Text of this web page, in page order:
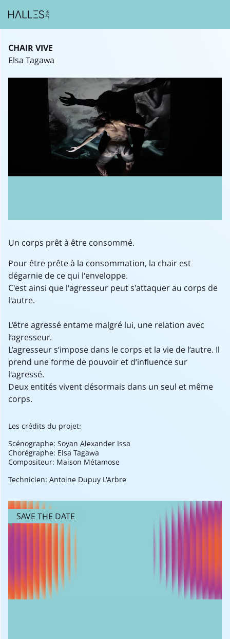
CHAIR VIVE
Elsa Tagawa
Un corps prêt à être consommé.
Pour être prête à la consommation, la chair est
dégarnie de ce qui l'enveloppe.
C'est ainsi que l'agresseur peut s'attaquer au corps de
l'autre.
L’être agressé entame malgré lui, une relation avec
l’agresseur.
L’agresseur s’impose dans le corps et la vie de l’autre. Il
prend une forme de pouvoir et d’influence sur
l'agressé.
Deux entités vivent désormais dans un seul et même
corps.
Les crédits du projet:
Scénographe: Soyan Alexander Issa
Chorégraphe: Elsa Tagawa
Compositeur: Maison Métamose
Technicien: Antoine Dupuy L'Arbre
SAVE THE DATE